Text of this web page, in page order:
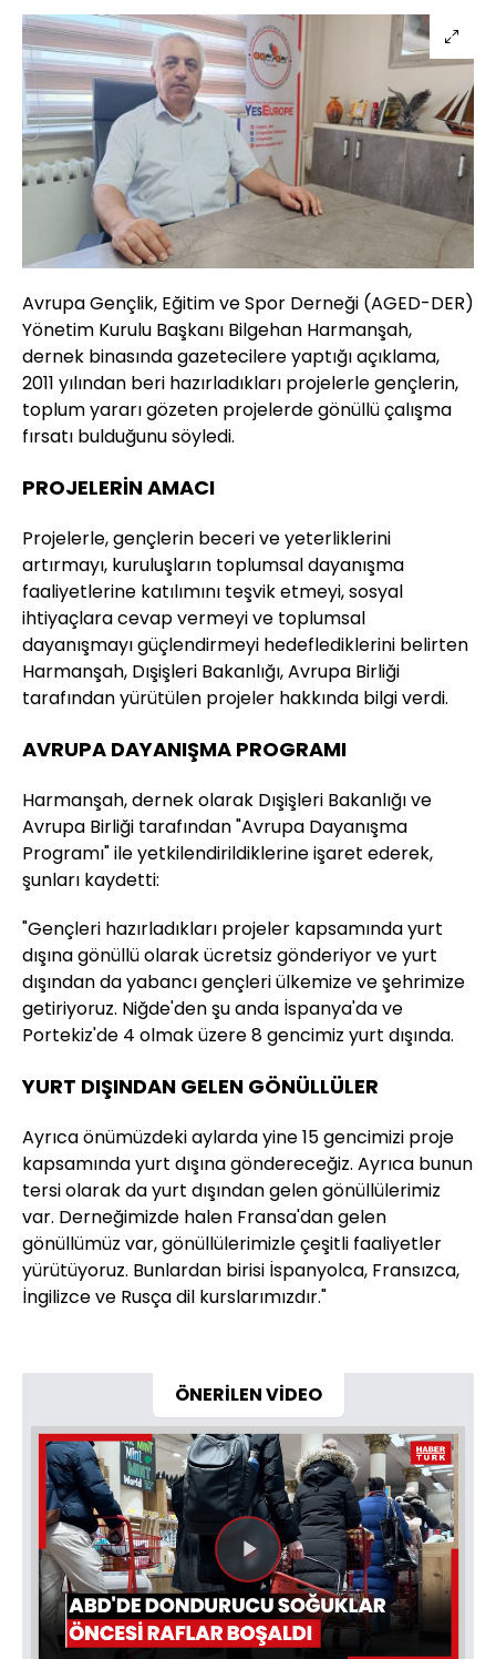
Avrupa Gençlik, Eğitim ve Spor Derneği (AGED-DER)
Yönetim Kurulu Başkanı Bilgehan Harmanşah,
dernek binasında gazetecilere yaptığı açıklama,
2011 yılından beri hazırladıkları projelerle gençlerin,
toplum yararı gözeten projelerde gönüllü çalışma
fırsatı bulduğunu söyledi.
PROJELERİN AMACI
Projelerle, gençlerin beceri ve yeterliklerini
artırmayı, kuruluşların toplumsal dayanışma
faaliyetlerine katılımını teşvik etmeyi, sosyal
ihtiyaçlara cevap vermeyi ve toplumsal
dayanışmayı güçlendirmeyi hedeflediklerini belirten
Harmanşah, Dışişleri Bakanlığı, Avrupa Birliği
tarafından yürütülen projeler hakkında bilgi verdi.
AVRUPA DAYANIŞMA PROGRAMI
Harmanşah, dernek olarak Dışişleri Bakanlığı ve
Avrupa Birliği tarafından "Avrupa Dayanışma
Programı" ile yetkilendirildiklerine işaret ederek,
şunları kaydetti:
"Gençleri hazırladıkları projeler kapsamında yurt
dışına gönüllü olarak ücretsiz gönderiyor ve yurt
dışından da yabancı gençleri ülkemize ve şehrimize
getiriyoruz. Niğde'den şu anda İspanya'da ve
Portekiz'de 4 olmak üzere 8 gencimiz yurt dışında.
YURT DIŞINDAN GELEN GÖNÜLLÜLER
Ayrıca önümüzdeki aylarda yine 15 gencimizi proje
kapsamında yurt dışına göndereceğiz. Ayrıca bunun
tersi olarak da yurt dışından gelen gönüllülerimiz
var. Derneğimizde halen Fransa'dan gelen
gönüllümüz var, gönüllülerimizle çeşitli faaliyetler
yürütüyoruz. Bunlardan birisi İspanyolca, Fransızca,
İngilizce ve Rusça dil kurslarımızdır."
ÖNERİLEN VİDEO
Videoyu
Oynat